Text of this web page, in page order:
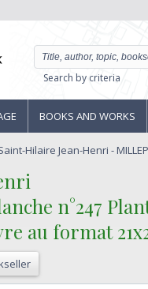
Search by criteria
BOOKS AND WORKS
Hilaire Jean-Henri -
n°247
au format